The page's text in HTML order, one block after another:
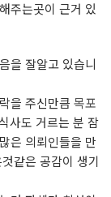
주는곳이 근거 있
을 잘알고 있습니
을 주신만큼 목포
사도 거르는 분 잠
은 의뢰인들을 만
같은 공감이 생기